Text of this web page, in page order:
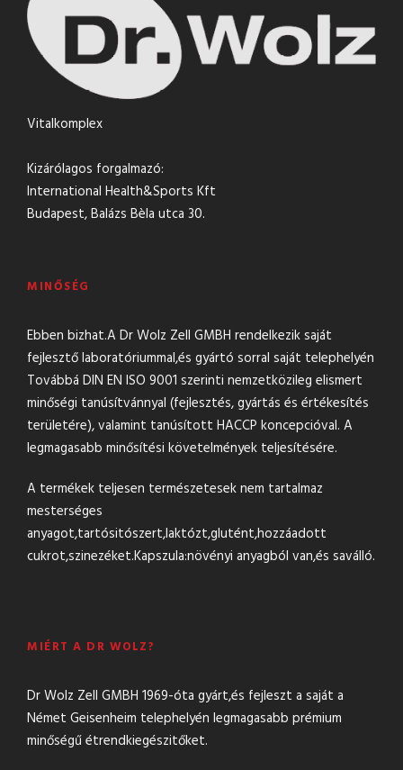
Vitalkomplex
Kizárólagos forgalmazó:
International Health&Sports Kft
Budapest, Balázs Bèla utca 30.
MINŐSÉG
Ebben bizhat.A Dr Wolz Zell GMBH rendelkezik saját
fejlesztő laboratóriummal,és gyártó sorral saját telephelyén
Továbbá DIN EN ISO 9001 szerinti nemzetközileg elismert
minőségi tanúsítvánnyal (fejlesztés, gyártás és értékesítés
területére), valamint tanúsított HACCP koncepcióval. A
legmagasabb minősítési követelmények teljesítésére.
A termékek teljesen természetesek nem tartalmaz
mesterséges
anyagot,tartósitószert,laktózt,glutént,hozzáadott
cukrot,szinezéket.Kapszula:növényi anyagból van,és saválló.
MIÉRT A DR WOLZ?
Dr Wolz Zell GMBH 1969-óta gyárt,és fejleszt a saját a
Német Geisenheim telephelyén legmagasabb prémium
minőségű étrendkiegészitőket.